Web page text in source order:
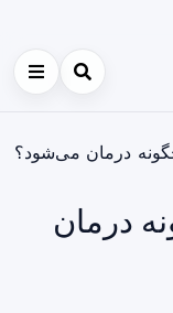
درمان می‌شود؟
درمان